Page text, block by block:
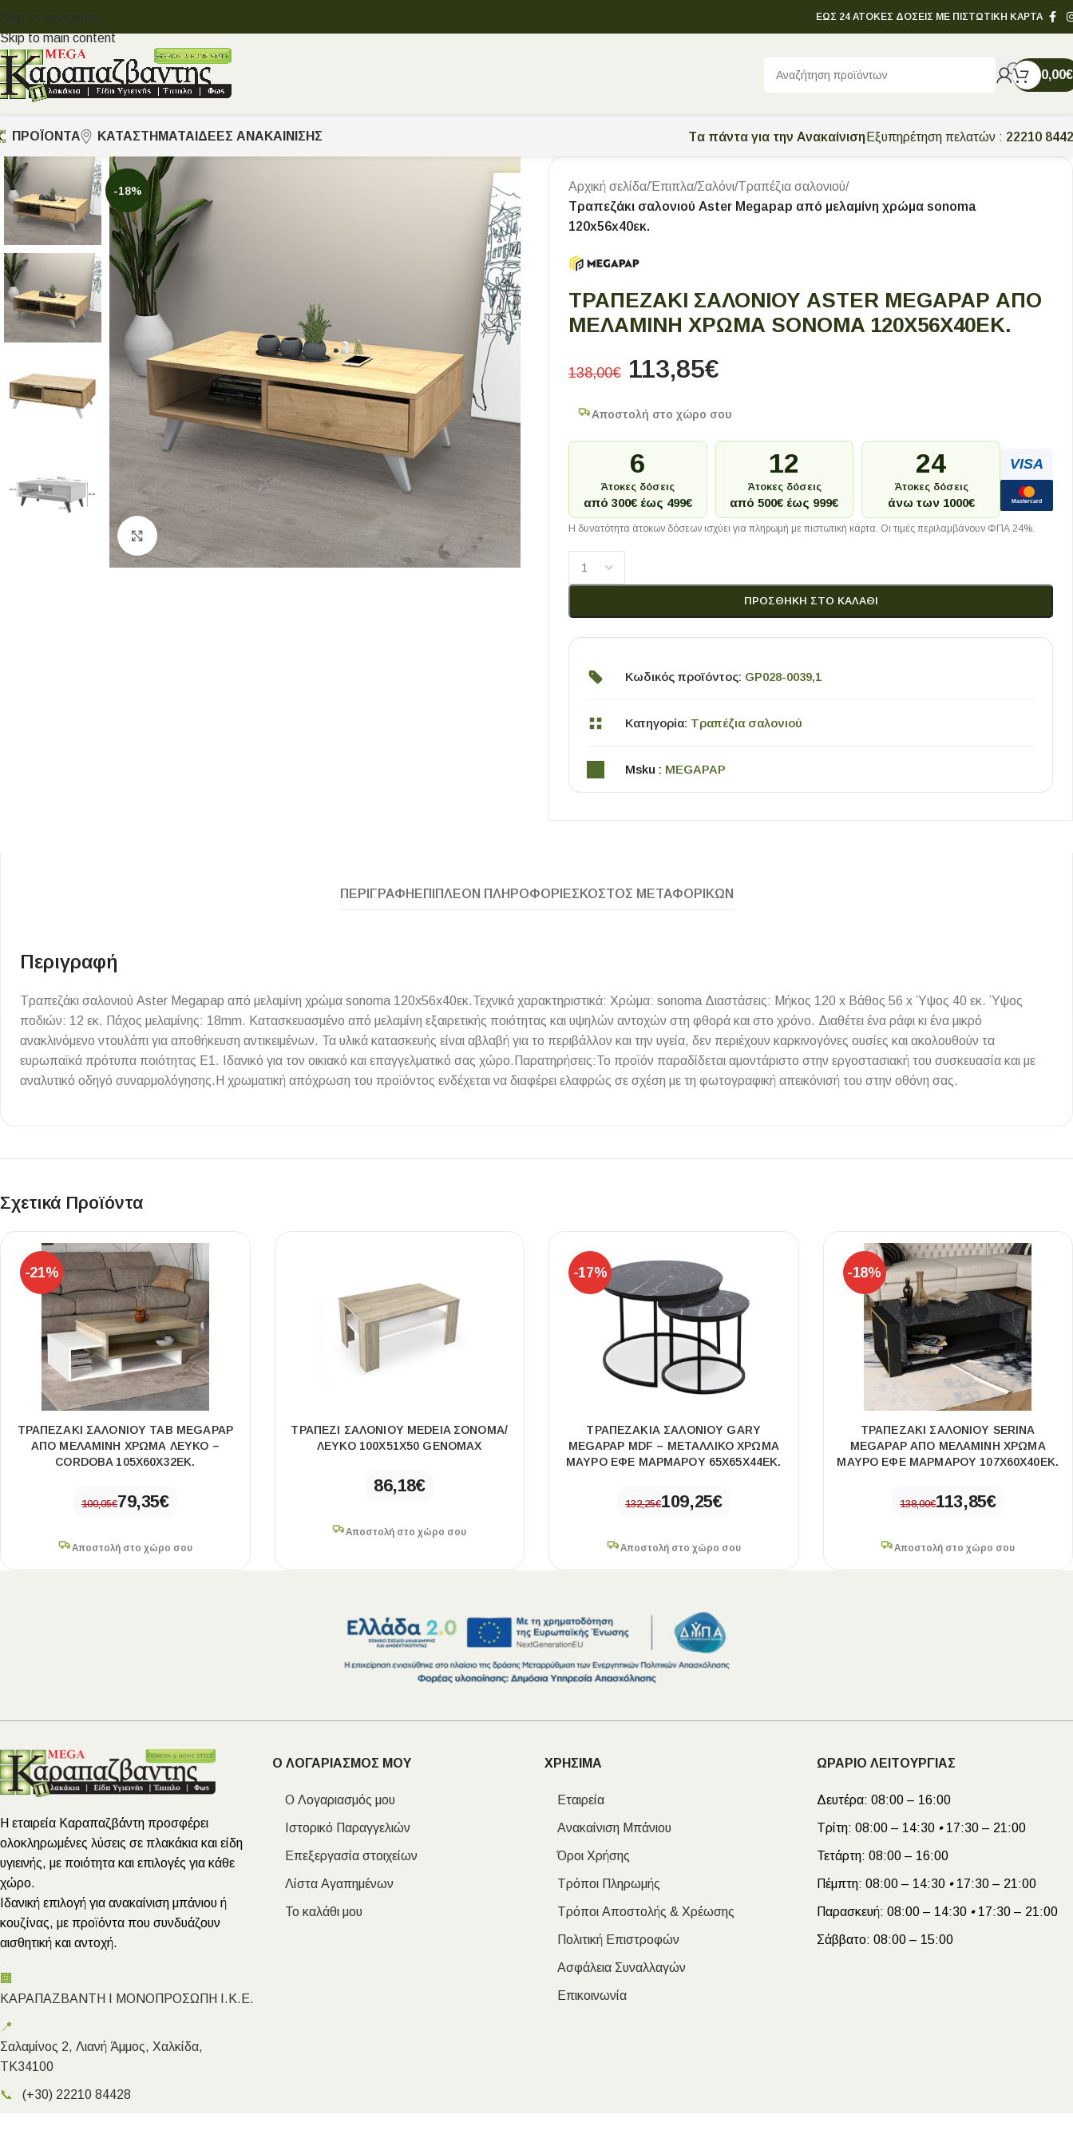
Skip to navigation
Skip to main content
ΕΩΣ 24 ΑΤΟΚΕΣ ΔΟΣΕΙΣ ΜΕ ΠΙΣΤΩΤΙΚΗ ΚΑΡΤΑ
0,00€
ΠΡΟΪΟΝΤΑ
Ντεκόρ - Μπάνιου
Τοίχου - Δαπέδου Μπάνιου
Πισίνας
Επένδυσης Τοίχου
Μάρμαρο
ΧΡΗΣΙΜΑ
ΚΑΤΑΣΤΗΜΑΤΑ ΙΔΈΕΣ ΑΝΑΚΑΊΝΙΣΗΣ Tα πάντα για την Ανακαίνιση Εξυπηρέτηση πελατών : 22210
-18%
Κλικ για μεγέθυνση
Αρχική σελίδα/Έπιπλα/Σαλόνι/Τραπέζια σαλονιού/
Τραπεζάκι σαλονιού Aster Megapap από μελαμίνη χρώμα sonoma
120x56x40εκ.
ΤΡΑΠΕΖΆΚΙ ΣΑΛΟΝΙΟΎ ASTER MEGAPAP ΑΠΌ
ΜΕΛΑΜΊΝΗ ΧΡΏΜΑ SONOMA 120X56X40ΕΚ.
138,00€ 113,85€
Αποστολή στο χώρο σου
6
Άτοκες δόσεις
από 300€ έως 499€
12
Άτοκες δόσεις
από 500€ έως 999€
24
Άτοκες δόσεις
άνω των 1000€
VISA
Mastercard
Η δυνατότητα άτοκων δόσεων ισχύει για πληρωμή με πιστωτική κάρτα. Οι τιμές περιλαμβάνουν ΦΠΑ 24%.
ΠΡΟΣΘΉΚΗ ΣΤΟ ΚΑΛΆΘΙ
Κωδικός προϊόντος: GP028-0039,1
Κατηγορία: Τραπέζια σαλονιού
Msku : MEGAPAP
ΠΕΡΙΓΡΑΦΉ ΕΠΙΠΛΈΟΝ ΠΛΗΡΟΦΟΡΊΕΣ ΚΌΣΤΟΣ ΜΕΤΑΦΟΡΙΚΏΝ
Περιγραφή
Τραπεζάκι σαλονιού Aster Megapap από μελαμίνη χρώμα sonoma 120x56x40εκ.Τεχνικά χαρακτηριστικά: Χρώμα: sonoma Διαστάσεις: Μήκος 120 x Βάθος 56 x Ύψος 40 εκ. Ύψος
ποδιών: 12 εκ. Πάχος μελαμίνης: 18mm. Κατασκευασμένο από μελαμίνη εξαιρετικής ποιότητας και υψηλών αντοχών στη φθορά και στο χρόνο. Διαθέτει ένα ράφι κι ένα μικρό
ανακλινόμενο ντουλάπι για αποθήκευση αντικειμένων. Τα υλικά κατασκευής είναι αβλαβή για το περιβάλλον και την υγεία, δεν περιέχουν καρκινογόνες ουσίες και ακολουθούν τα
ευρωπαϊκά πρότυπα ποιότητας Ε1. Ιδανικό για τον οικιακό και επαγγελματικό σας χώρο.Παρατηρήσεις:Το προϊόν παραδίδεται αμοντάριστο στην εργοστασιακή του συσκευασία και με
αναλυτικό οδηγό συναρμολόγησης.Η χρωματική απόχρωση του προϊόντος ενδέχεται να διαφέρει ελαφρώς σε σχέση με τη φωτογραφική απεικόνισή του στην οθόνη σας.
Σχετικά Προϊόντα
-21%
ΤΡΑΠΕΖΆΚΙ ΣΑΛΟΝΙΟΎ TAB MEGAPAP
ΑΠΌ ΜΕΛΑΜΊΝΗ ΧΡΏΜΑ ΛΕΥΚΌ –
CORDOBA 105X60X32ΕΚ.
100,05€79,35€
Αποστολή στο χώρο σου
ΤΡΑΠΈΖΙ ΣΑΛΟΝΙΟΎ MEDEIA ΣΌΝΟΜΑ/
ΛΕΥΚΌ 100X51X50 GENOMAX
86,18€
Αποστολή στο χώρο σου
-17%
ΤΡΑΠΕΖΆΚΙΑ ΣΑΛΟΝΙΟΎ GARY
MEGAPAP MDF – ΜΕΤΑΛΛΙΚΌ ΧΡΏΜΑ
ΜΑΎΡΟ ΕΦΈ ΜΑΡΜΆΡΟΥ 65X65X44ΕΚ.
132,25€109,25€
Αποστολή στο χώρο σου
-18%
ΤΡΑΠΕΖΆΚΙ ΣΑΛΟΝΙΟΎ SERINA
MEGAPAP ΑΠΌ ΜΕΛΑΜΊΝΗ ΧΡΏΜΑ
ΜΑΎΡΟ ΕΦΈ ΜΑΡΜΆΡΟΥ 107X60X40ΕΚ.
138,00€113,85€
Αποστολή στο χώρο σου
Η εταιρεία Καραπαζβάντη προσφέρει
ολοκληρωμένες λύσεις σε πλακάκια και είδη
υγιεινής, με ποιότητα και επιλογές για κάθε
χώρο.
Ιδανική επιλογή για ανακαίνιση μπάνιου ή
κουζίνας, με προϊόντα που συνδυάζουν
αισθητική και αντοχή.
🏢
ΚΑΡΑΠΑΖΒΑΝΤΗ Ι ΜΟΝΟΠΡΟΣΩΠΗ Ι.Κ.Ε.
📍
Σαλαμίνος 2, Λιανή Άμμος, Χαλκίδα,
ΤΚ34100
📞 (+30) 22210 84428
Ο ΛΟΓΑΡΙΑΣΜΟΣ ΜΟΥ
Ο Λογαριασμός μου
Ιστορικό Παραγγελιών
Επεξεργασία στοιχείων
Λίστα Αγαπημένων
Το καλάθι μου
ΧΡΗΣΙΜΑ
Εταιρεία
Ανακαίνιση Μπάνιου
Όροι Χρήσης
Τρόποι Πληρωμής
Τρόποι Αποστολής & Χρέωσης
Πολιτική Επιστροφών
Ασφάλεια Συναλλαγών
Επικοινωνία
ΩΡΑΡΙΟ ΛΕΙΤΟΥΡΓΙΑΣ
Δευτέρα: 08:00 – 16:00
Τρίτη: 08:00 – 14:30 •17:30 – 21:00
Τετάρτη: 08:00 – 16:00
Πέμπτη: 08:00 – 14:30 •17:30 – 21:00
Παρασκευή: 08:00 – 14:30 •17:30 – 21:00
Σάββατο: 08:00 – 15:00